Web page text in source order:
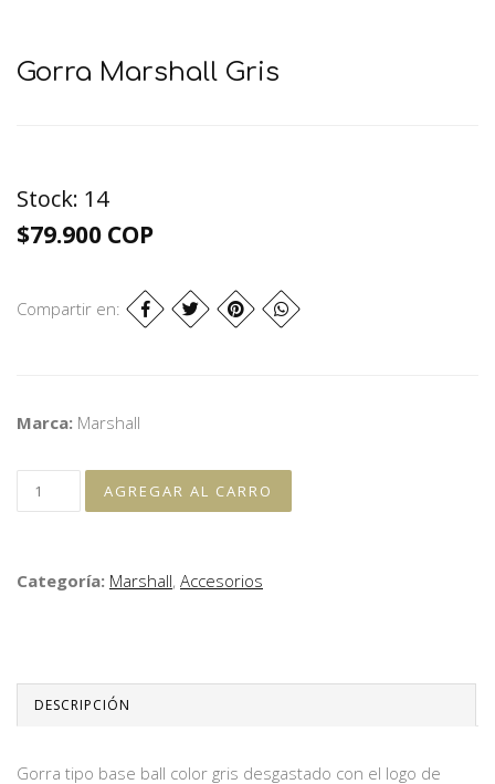
Gorra Marshall Gris
Stock: 14
$79.900 COP
Compartir en:
Marca: Marshall
Categoría: Marshall, Accesorios
DESCRIPCIÓN
Gorra tipo base ball color gris desgastado con el logo de